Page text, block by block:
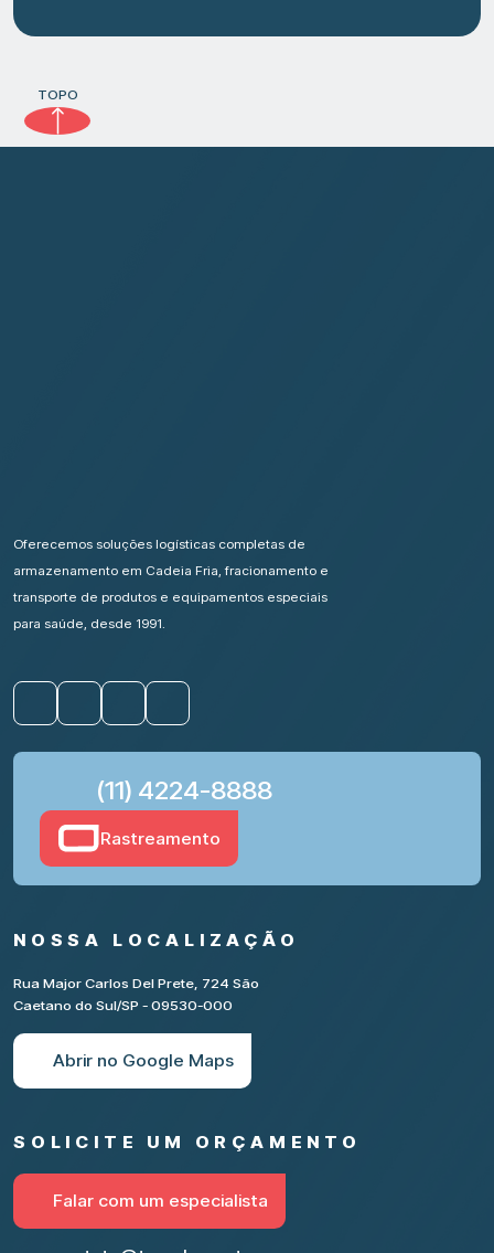
TOPO
Oferecemos soluções logísticas completas de
armazenamento em Cadeia Fria, fracionamento e
transporte de produtos e equipamentos especiais
para saúde, desde 1991.
(11) 4224-8888
Rastreamento
NOSSA LOCALIZAÇÃO
Rua Major Carlos Del Prete, 724 São
Caetano do Sul/SP - 09530-000
Abrir no Google Maps
SOLICITE UM ORÇAMENTO
Falar com um especialista